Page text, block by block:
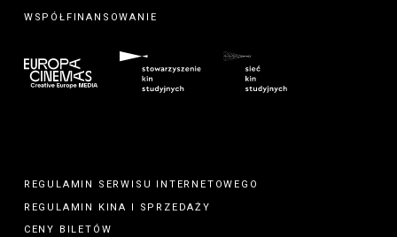
WSPÓŁFINANSOWANIE
REGULAMIN SERWISU INTERNETOWEGO
REGULAMIN KINA I
SPRZEDAŻY
CENY BILETÓW